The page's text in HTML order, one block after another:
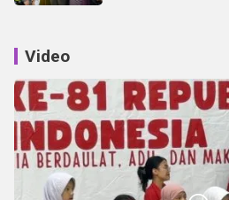
Video